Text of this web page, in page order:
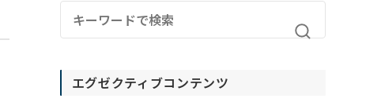
エグゼクティブコンテンツ